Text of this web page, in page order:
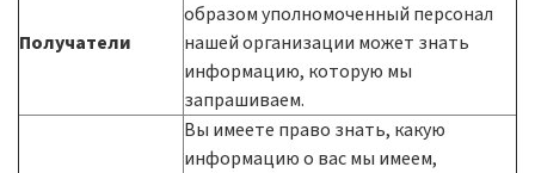
Получатели
образом уполномоченный персонал
нашей организации может знать
информацию, которую мы
запрашиваем.
Вы имеете право знать, какую
информацию о вас мы имеем,